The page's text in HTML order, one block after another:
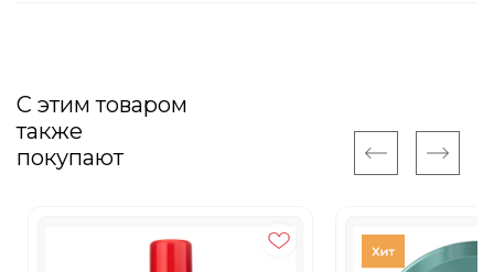
С этим товаром
также
покупают